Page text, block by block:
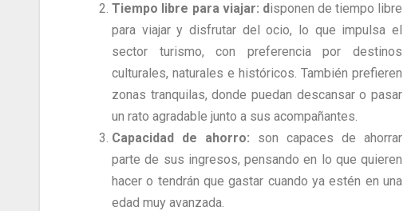
Tiempo libre para viajar: disponen de tiempo libre
para viajar y disfrutar del ocio, lo que impulsa el
sector turismo, con preferencia por destinos
culturales, naturales e históricos. También prefieren
zonas tranquilas, donde puedan descansar o pasar
un rato agradable junto a sus acompañantes.
Capacidad de ahorro: son capaces de ahorrar
parte de sus ingresos, pensando en lo que quieren
hacer o tendrán que gastar cuando ya estén en una
edad muy avanzada.